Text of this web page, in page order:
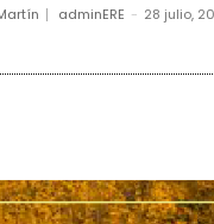
adminERE - 28 julio,